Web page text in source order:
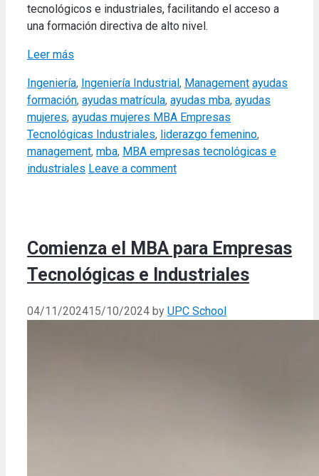
tecnológicos e industriales, facilitando el acceso a
una formación directiva de alto nivel.
Leer más
Categories
Ingeniería, Ingeniería Industrial , Management Tags
ayudas
formación, ayudas matrícula, ayudas mba, ayudas
mujeres, ayudas mujeres MBA Empresas
Tecnológicas Industriales, liderazgo femenino,
management, mba, MBA empresas tecnológicas e
industriales Leave a comment
Comienza el MBA para Empresas
Tecnológicas e Industriales
04/11/202415/10/2024 by UPC School